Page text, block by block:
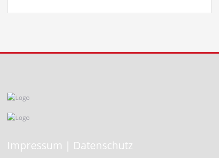
Impressum | Datenschutz